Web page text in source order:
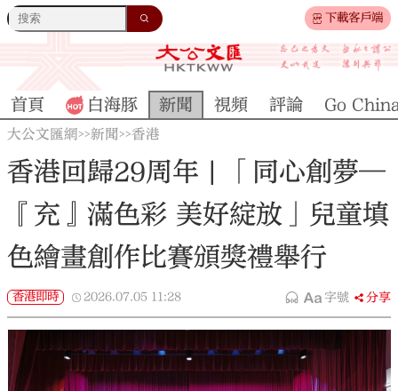
下載客戶端
首頁 白海豚 新聞 視頻 評論 Go
大公文匯網>>新聞>>香港
香港回歸29周年 | 「同心創夢—
『充』滿色彩 美好綻放」兒童填
色繪畫創作比賽頒獎禮舉行
香港即時 2026.07.05 11:28 字號 分享